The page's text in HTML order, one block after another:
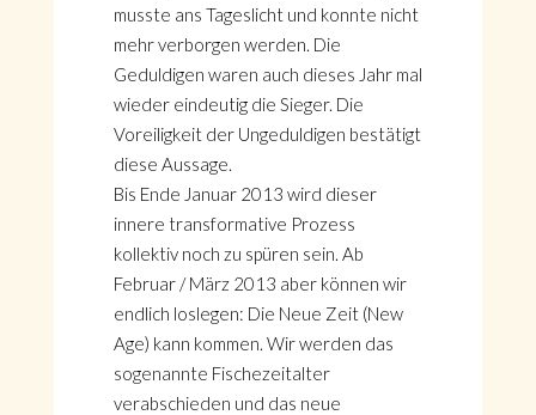
musste ans Tageslicht und konnte nicht
mehr verborgen werden. Die
Geduldigen waren auch dieses Jahr mal
wieder eindeutig die Sieger. Die
Voreiligkeit der Ungeduldigen bestätigt
diese Aussage.
Bis Ende Januar 2013 wird dieser
innere transformative Prozess
kollektiv noch zu spüren sein. Ab
Februar / März 2013 aber können wir
endlich loslegen: Die Neue Zeit (New
Age) kann kommen. Wir werden das
sogenannte Fischezeitalter
verabschieden und das neue